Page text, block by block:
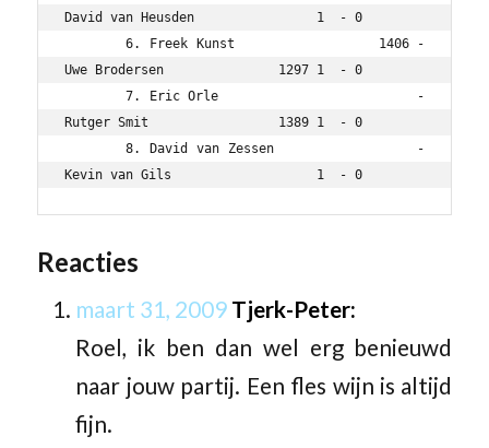
David van Heusden                1  - 0
	6. Freek Kunst                 1406 -
Uwe Brodersen               1297 1  - 0
	7. Eric Orle                        -
Rutger Smit                 1389 1  - 0
	8. David van Zessen                 -
Kevin van Gils                   1  - 0
Reacties
maart 31, 2009 Tjerk-Peter:
Roel, ik ben dan wel erg benieuwd
naar jouw partij. Een fles wijn is altijd
fijn.